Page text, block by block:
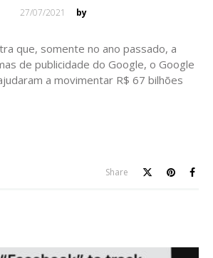
Posted
27/07/2021 by
que, somente no ano passado, a
de publicidade do Google, o Google
a movimentar R$ 67 bilhões
Share